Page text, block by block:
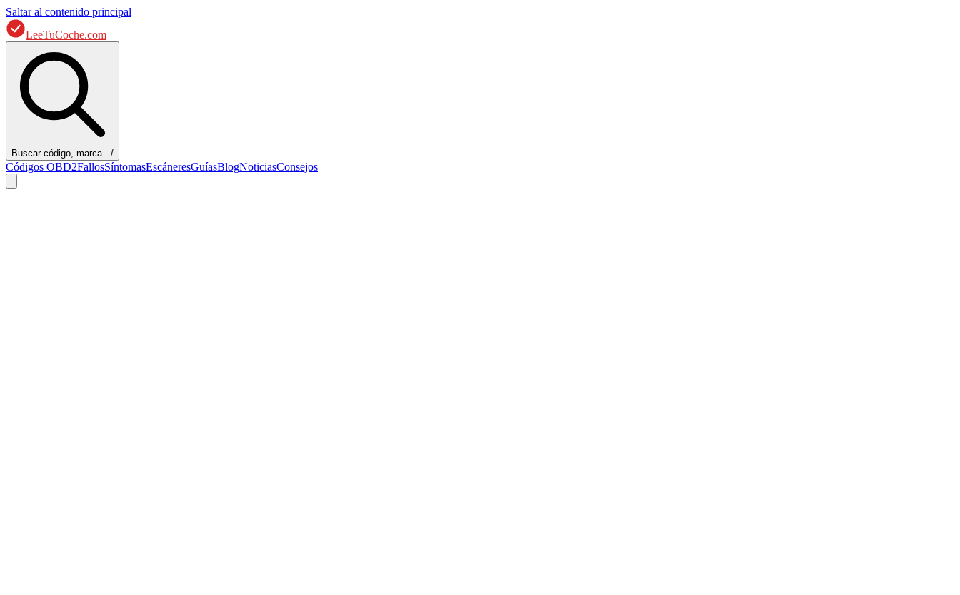
Saltar al contenido principal
LeeTuCoche.com
Buscar código, marca.../
Códigos OBD2FallosSíntomasEscáneresGuíasBlogNoticiasConsejos